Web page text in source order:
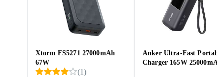
Xtorm FS5271 27000mAh
67W
(1)
Anker Ultra-Fast
Charger 165W